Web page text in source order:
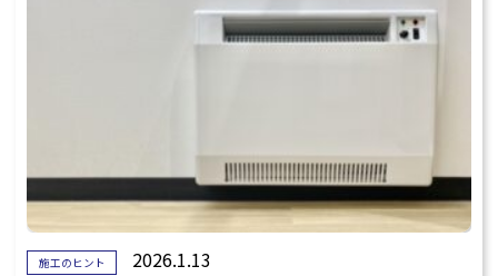
施工のヒント
2026.1.13